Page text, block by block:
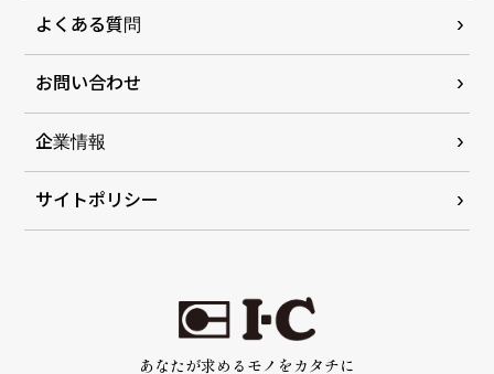
あなたが求めるモノをカタチに
よくある質問
お問い合わせ
企業情報
サイトポリシー